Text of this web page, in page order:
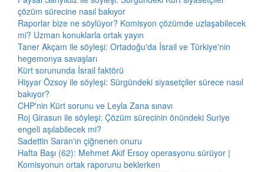
çözüm sürecine nasıl bakıyor
Raporlar bize ne söylüyor? Komisyon çözümde uzlaşabilecek
mi? Uzman konuklarla ortak yayın
Taner Akçam ile söyleşi: Ortadoğu'da İsrail ve Türkiye'nin
hegemonya savaşları
Kürt sorununda İsrail faktörü
Hişyar Özsoy ile söyleşi: Sürgündeki siyasetçiler sürece nasıl
bakıyor?
CHP'nin Kürt sorunu ve Leyla Zana sınavı
Roj Girasun ile söyleşi: Çözüm sürecinin önündeki Suriye
engeli aşılabilecek mi?
Sadettin Saran'ın çiğnenen onuru
Hafta Başı (62): Mehmet Akif Ersoy operasyonu sürüyor |
Komisyonun ortak raporunu beklerken